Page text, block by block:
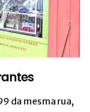
da mesma rua,